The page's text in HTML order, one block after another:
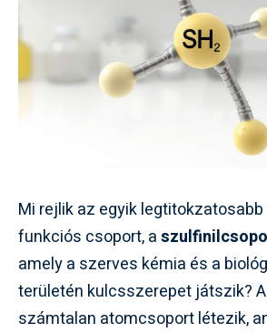
Mi rejlik az egyik
funkciós csoport, a
amely a szerves kémia és a
területén kulcsszerepet játszik?
számtalan atomcsoport létezik,